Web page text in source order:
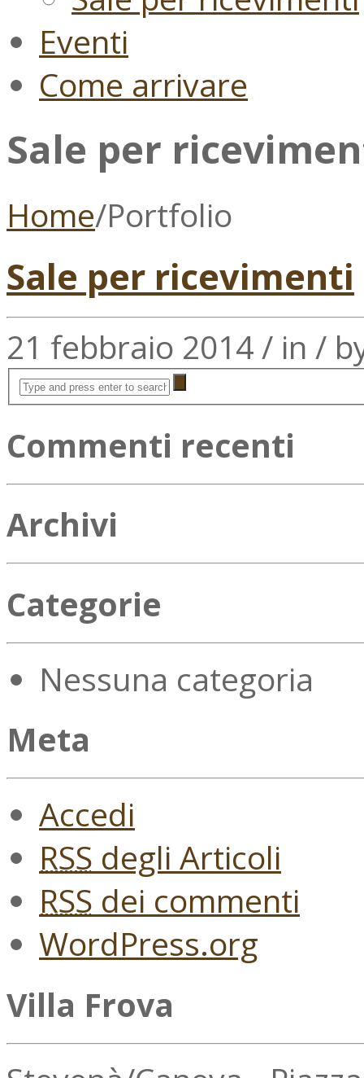
Eventi
Come arrivare
Sale per
Home/Portfolio
Sale per ricevimenti
21 febbraio 2014/ in /
Commenti recenti
Archivi
Categorie
Nessuna categoria
Meta
Accedi
RSS degli Articoli
RSS dei commenti
WordPress.org
Villa Frova